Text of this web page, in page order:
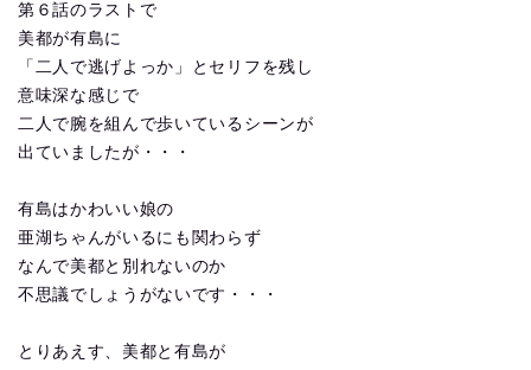
第６話のラストで
美都が有島に
「二人で逃げよっか」とセリフを残し
意味深な感じで
二人で腕を組んで歩いているシーンが
出ていましたが・・・
有島はかわいい娘の
亜湖ちゃんがいるにも関わらず
なんで美都と別れないのか
不思議でしょうがないです・・・
とりあえす、美都と有島が